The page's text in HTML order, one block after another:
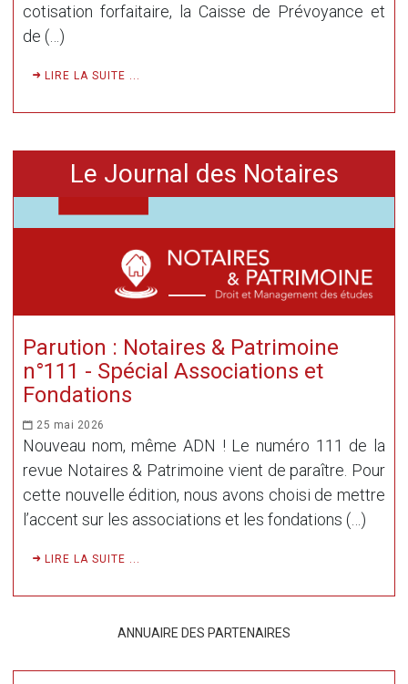
cotisation forfaitaire, la Caisse de Prévoyance et
de (…)
LIRE LA SUITE ...
Le Journal des Notaires
Parution : Notaires & Patrimoine
n°111 - Spécial Associations et
Fondations
25 mai 2026
Nouveau nom, même ADN ! Le numéro 111 de la
revue Notaires & Patrimoine vient de paraître. Pour
cette nouvelle édition, nous avons choisi de mettre
l’accent sur les associations et les fondations (…)
LIRE LA SUITE ...
ANNUAIRE DES PARTENAIRES